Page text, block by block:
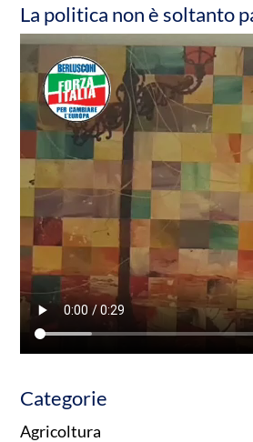
La politica non è soltanto
Categorie
Agricoltura